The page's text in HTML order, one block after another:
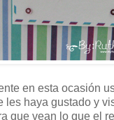
en esta ocasión
les haya gustado y
que vean lo que el